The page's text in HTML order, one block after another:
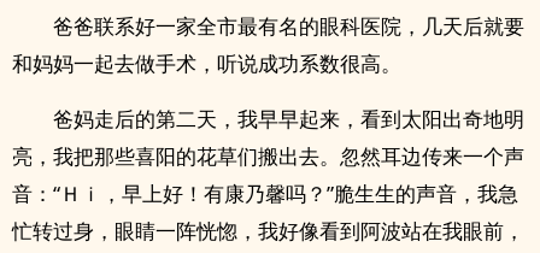
爸爸联系好一家全市最有名的眼科医院，几天后就要
和妈妈一起去做手术，听说成功系数很高。
爸妈走后的第二天，我早早起来，看到太阳出奇地明
亮，我把那些喜阳的花草们搬出去。忽然耳边传来一个声
音：“Ｈｉ，早上好！有康乃馨吗？”脆生生的声音，我急
忙转过身，眼睛一阵恍惚，我好像看到阿波站在我眼前，